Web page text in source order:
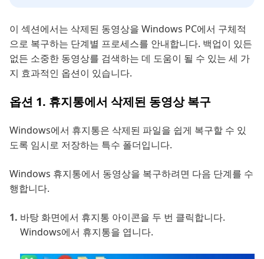
이 섹션에서는 삭제된 동영상을 Windows PC에서 구체적
으로 복구하는 단계별 프로세스를 안내합니다. 백업이 있든
없든 소중한 동영상를 검색하는 데 도움이 될 수 있는 세 가
지 효과적인 옵션이 있습니다.
옵션 1. 휴지통에서 삭제된 동영상 복구
Windows에서 휴지통은 삭제된 파일을 쉽게 복구할 수 있
도록 임시로 저장하는 특수 폴더입니다.
Windows 휴지통에서 동영상을 복구하려면 다음 단계를 수
행합니다.
바탕 화면에서 휴지통 아이콘을 두 번 클릭합니다.
Windows에서 휴지통을 엽니다.